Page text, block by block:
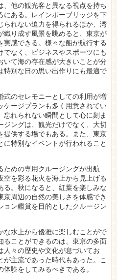
、他の観光客と異なる視点を持ち
にある。レインボーブリッジを下
られない迫力を得られるほか、湾
織り成す風景を眺めると、東京が
感できる。様々な船が航行する
なく、ビジネスやスポーツにも
いて海の存在感が大きいことが分
特別な日の思い出作りにも最適で
式のセレモニーとしての利用が増
ケージプランも多く用意されてい
れられない瞬間として心に刻ま
ングは、観光だけでなく、大切
提供する場でもある。また、東京
特別なイベントが行われること
ための専用クルージングが出航
空を彩る花火を海上から見上げる
。秋になると、紅葉を楽しみな
周辺の自然の美しさを体感でき
ョン鑑賞を目的としたクルージン
な水上から優雅に楽しむことがで
ることができるのは、東京の多面
人々の歴史や文化が息づいてお
が主流であった時代もあった。こ
験をしてみるべきである。